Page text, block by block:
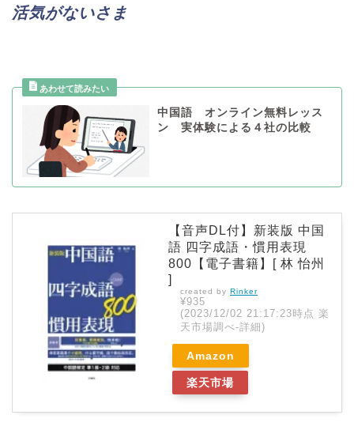
活気がないさま
中国語 オンライン無料レッス
ン 実体験による４社の比較
【音声DL付】新装版 中国
語 四字成語・慣用表現
800【電子書籍】[ 林 怡州
]
created by Rinker
¥935
(2023/12/02 21:17:23時点 楽
天市場調べ-詳細)
Amazon
楽天市場